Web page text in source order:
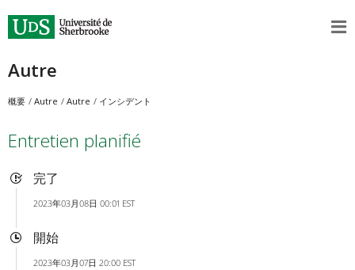
Autre
概要 Autre Autre インシデント
Entretien planifié
完了
2023年03月08日 00:01 EST
開始
2023年03月07日 20:00 EST